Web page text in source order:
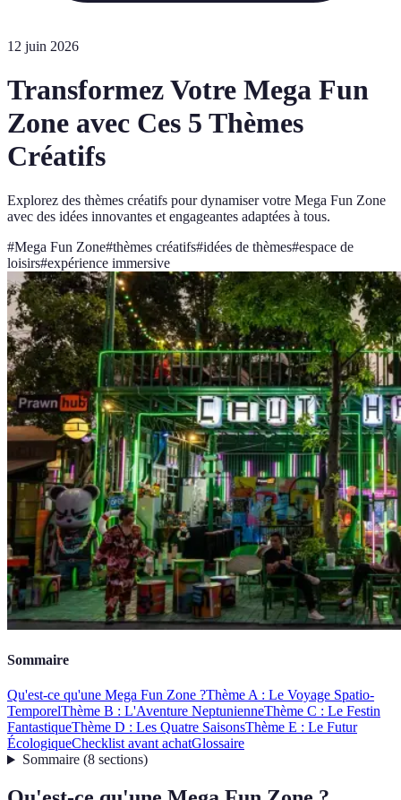
12 juin 2026
Transformez Votre Mega Fun
Zone avec Ces 5 Thèmes
Créatifs
Explorez des thèmes créatifs pour dynamiser votre Mega Fun Zone
avec des idées innovantes et engageantes adaptées à tous.
#Mega Fun Zone#thèmes créatifs#idées de thèmes#espace de
loisirs#expérience immersive
Sommaire
Qu'est-ce qu'une Mega Fun Zone ?Thème A : Le Voyage Spatio-
TemporelThème B : L'Aventure NeptunienneThème C : Le Festin
FantastiqueThème D : Les Quatre SaisonsThème E : Le Futur
ÉcologiqueChecklist avant achatGlossaire
Sommaire(8 sections)